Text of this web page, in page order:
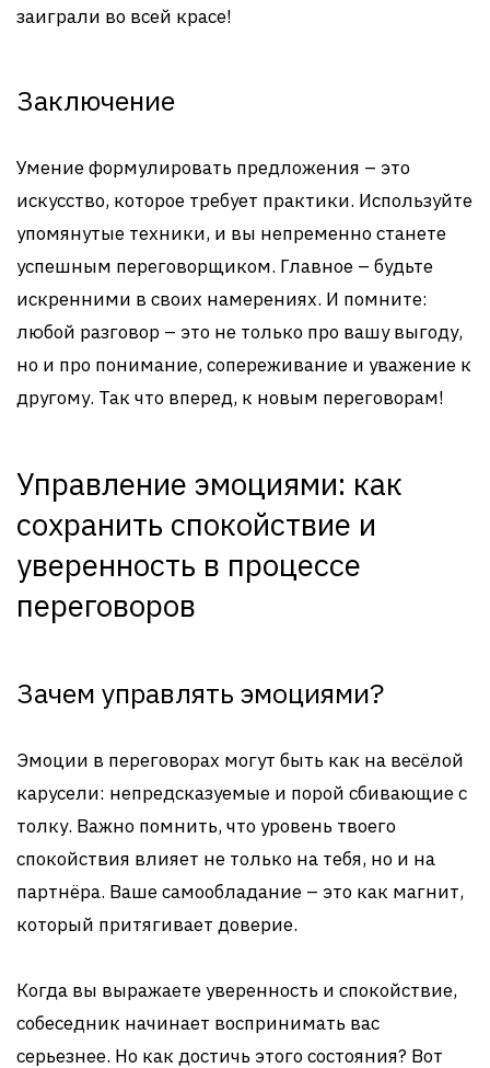
заиграли во всей красе!
Заключение
Умение формулировать предложения – это
искусство, которое требует практики. Используйте
упомянутые техники, и вы непременно станете
успешным переговорщиком. Главное – будьте
искренними в своих намерениях. И помните:
любой разговор – это не только про вашу выгоду,
но и про понимание, сопереживание и уважение к
другому. Так что вперед, к новым переговорам!
Управление эмоциями: как
сохранить спокойствие и
уверенность в процессе
переговоров
Зачем управлять эмоциями?
Эмоции в переговорах могут быть как на весёлой
карусели: непредсказуемые и порой сбивающие с
толку. Важно помнить, что уровень твоего
спокойствия влияет не только на тебя, но и на
партнёра. Ваше самообладание – это как магнит,
который притягивает доверие.
Когда вы выражаете уверенность и спокойствие,
собеседник начинает воспринимать вас
серьезнее. Но как достичь этого состояния? Вот